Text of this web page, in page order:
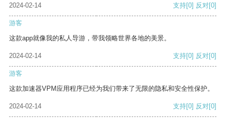
2024-02-14
支持[0] 反对[0]
游客
这款app就像我的私人导游，带我领略世界各地的美景。
2024-02-14 支持[0] 反对[0]
游客
这款加速器VPM应用程序已经为我们带来了无限的隐私和安全性保护。
2024-02-14 支持[0] 反对[0]